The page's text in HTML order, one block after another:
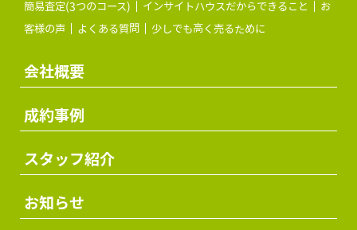
簡易査定(3つのコース) インサイトハウスだからできること
お
客様の声
よくある質問 少しでも高く売るために
会社概要
成約事例
スタッフ紹介
お知らせ